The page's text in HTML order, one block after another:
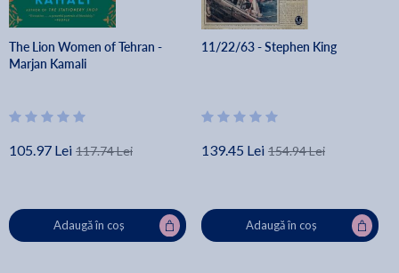
The Lion Women of Tehran -
Marjan Kamali
105.97 Lei 117.74 Lei
Adaugă în coș
11/22/63 - Stephen King
139.45 Lei 154.94 Lei
Adaugă în coș